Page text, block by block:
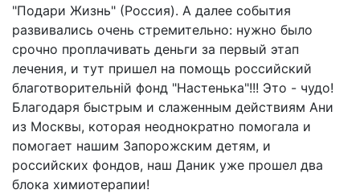
"Подари Жизнь" (Россия). А далее события
развивались очень стремительно: нужно было
срочно проплачивать деньги за первый этап
лечения, и тут пришел на помощь российский
благотворительній фонд "Настенька"!!! Это - чудо!
Благодаря быстрым и слаженным действиям Ани
из Москвы, которая неоднократно помогала и
помогает нашим Запорожским детям, и
российских фондов, наш Даник уже прошел два
блока химиотерапии!